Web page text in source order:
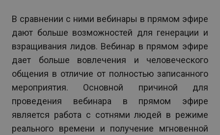
В сравнении с ними вебинары в прямом эфире
дают больше возможностей для генерации и
взращивания лидов. Вебинар в прямом эфире
дает больше вовлечения и человеческого
общения в отличие от полностью записанного
мероприятия. Основной причиной для
проведения вебинара в прямом эфире
является работа с сотнями людей в режиме
реального времени и получение мгновенной